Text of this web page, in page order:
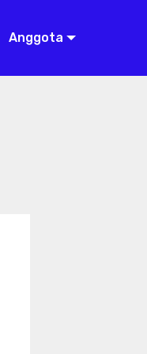
Anggota
Anggota
Anggota